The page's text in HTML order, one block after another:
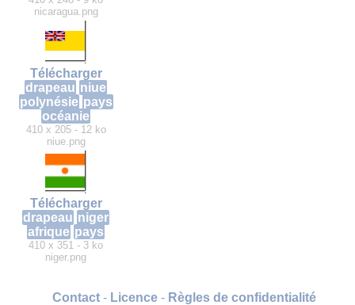
nicaragua.png
Télécharger
drapeau niue
polynésie pays
océanie
410 x 205 - 12 ko
niue.png
Télécharger
drapeau niger
afrique pays
410 x 351 - 3 ko
niger.png
Contact- Licence- Règles de confidentialité